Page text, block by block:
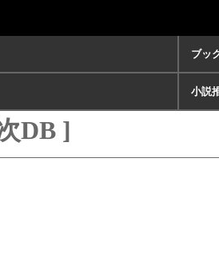
ブッ
小説
年 5月号 [ 文
DB ]